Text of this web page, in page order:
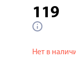
119
Нет в